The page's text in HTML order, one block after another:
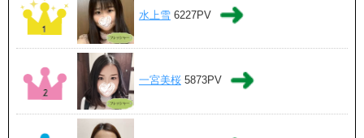
水上雪6227PV
一宮美桜5873PV